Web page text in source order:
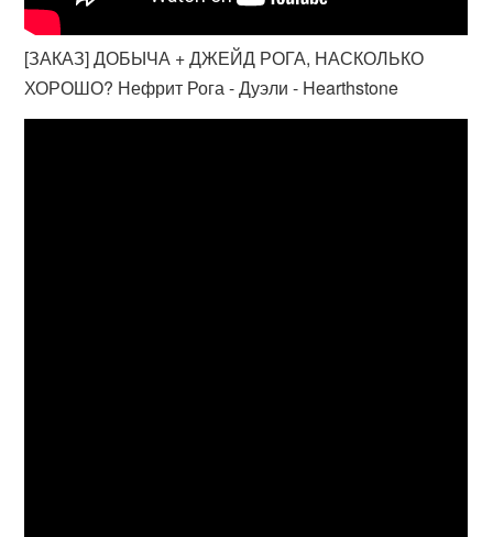
[ЗАКАЗ] ДОБЫЧА + ДЖЕЙД РОГА, НАСКОЛЬКО
ХОРОШО? Нефрит Рога - Дуэли - Hearthstone